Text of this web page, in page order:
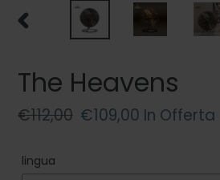
The Heavens
Prezzo
listino
€112,00 Prezzo
€109,00 In Offerta
lingua